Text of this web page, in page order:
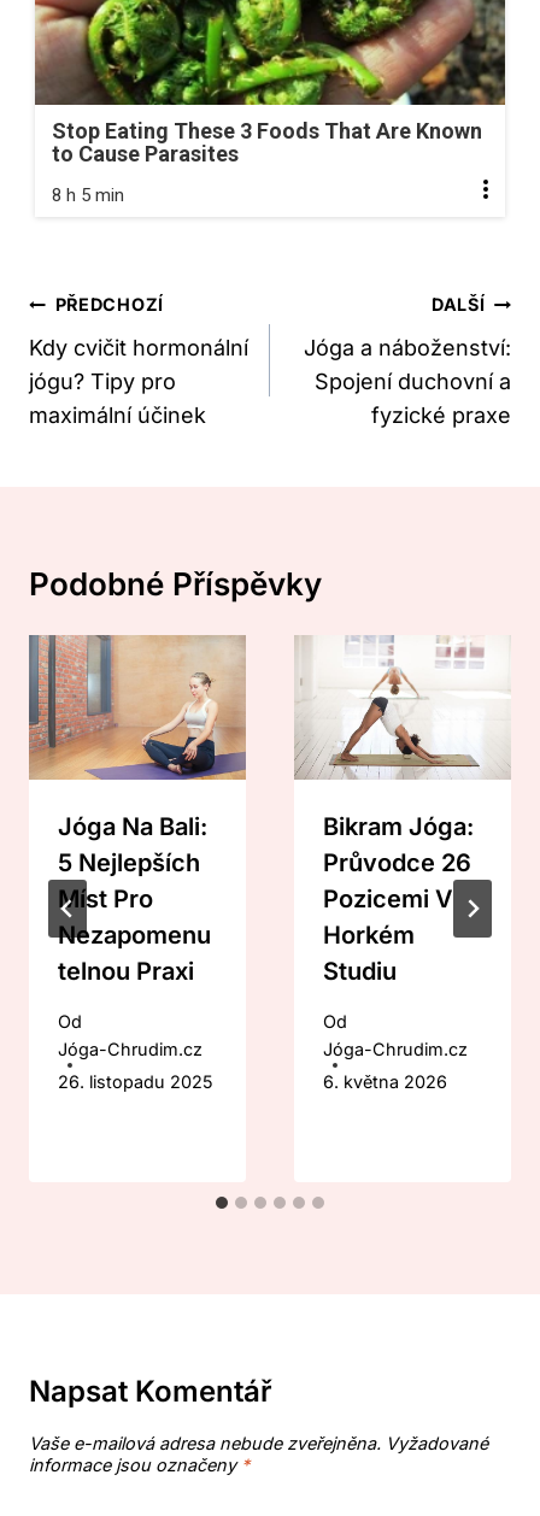
Stop Eating These 3 Foods That Are Known
to Cause Parasites
8 h 5 min
Navigace
Pro
Příspěvek
PŘEDCHOZÍ
Kdy cvičit hormonální
jógu? Tipy pro
maximální účinek
DALŠÍ
Jóga a náboženství:
Spojení duchovní a
fyzické praxe
Podobné Příspěvky
Jóga Na Bali:
5 Nejlepších
Míst Pro
Nezapomenu
Telnou Praxi
Od
Jóga-Chrudim.cz
26. listopadu 2025
Bikram Jóga:
Průvodce 26
Pozicemi V
Horkém
Studiu
Od
Jóga-Chrudim.cz
6. května 2026
Napsat Komentář
Vaše e-mailová adresa nebude zveřejněna. Vyžadované
informace jsou označeny *